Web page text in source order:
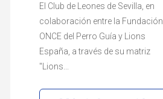
El Club de Leones de Sevilla, en
colaboración entre la Fundación
ONCE del Perro Guía y Lions
España, a través de su matriz
"Lions...